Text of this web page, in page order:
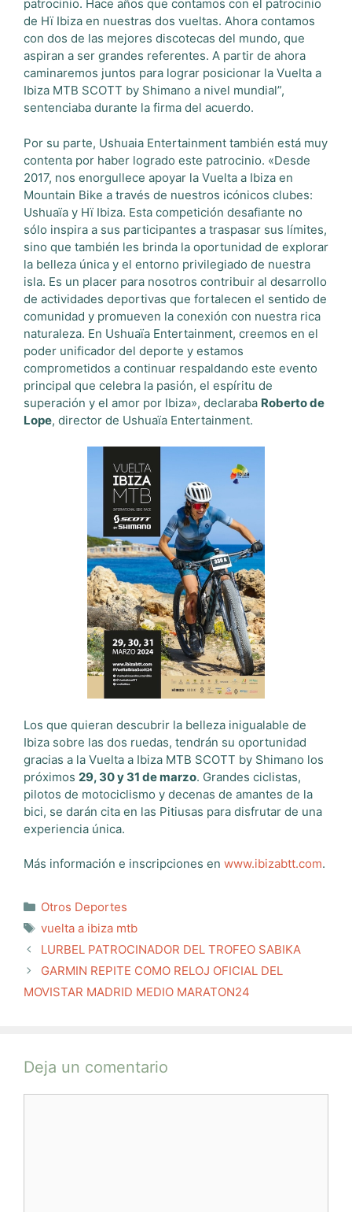
patrocinio. Hace años que contamos con el patrocinio
de Hï Ibiza en nuestras dos vueltas. Ahora contamos
con dos de las mejores discotecas del mundo, que
aspiran a ser grandes referentes. A partir de ahora
caminaremos juntos para lograr posicionar la Vuelta a
Ibiza MTB SCOTT by Shimano a nivel mundial”,
sentenciaba durante la firma del acuerdo.
Por su parte, Ushuaia Entertainment también está muy
contenta por haber logrado este patrocinio. «Desde
2017, nos enorgullece apoyar la Vuelta a Ibiza en
Mountain Bike a través de nuestros icónicos clubes:
Ushuaïa y Hï Ibiza. Esta competición desafiante no
sólo inspira a sus participantes a traspasar sus límites,
sino que también les brinda la oportunidad de explorar
la belleza única y el entorno privilegiado de nuestra
isla. Es un placer para nosotros contribuir al desarrollo
de actividades deportivas que fortalecen el sentido de
comunidad y promueven la conexión con nuestra rica
naturaleza. En Ushuaïa Entertainment, creemos en el
poder unificador del deporte y estamos
comprometidos a continuar respaldando este evento
principal que celebra la pasión, el espíritu de
superación y el amor por Ibiza», declaraba Roberto de
Lope, director de Ushuaïa Entertainment.
Los que quieran descubrir la belleza inigualable de
Ibiza sobre las dos ruedas, tendrán su oportunidad
gracias a la Vuelta a Ibiza MTB SCOTT by Shimano los
próximos 29, 30 y 31 de marzo. Grandes ciclistas,
pilotos de motociclismo y decenas de amantes de la
bici, se darán cita en las Pitiusas para disfrutar de una
experiencia única.
Más información e inscripciones en www.ibizabtt.com.
Categorías
Otros Deportes
Etiquetas
vuelta a ibiza mtb
LURBEL PATROCINADOR DEL TROFEO SABIKA
GARMIN REPITE COMO RELOJ OFICIAL DEL
MOVISTAR MADRID MEDIO MARATON24
Deja un comentario